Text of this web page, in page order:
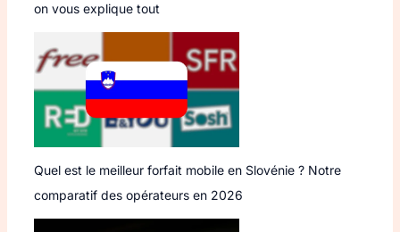
on vous explique tout
Quel est le meilleur forfait mobile en Slovénie ? Notre
comparatif des opérateurs en 2026